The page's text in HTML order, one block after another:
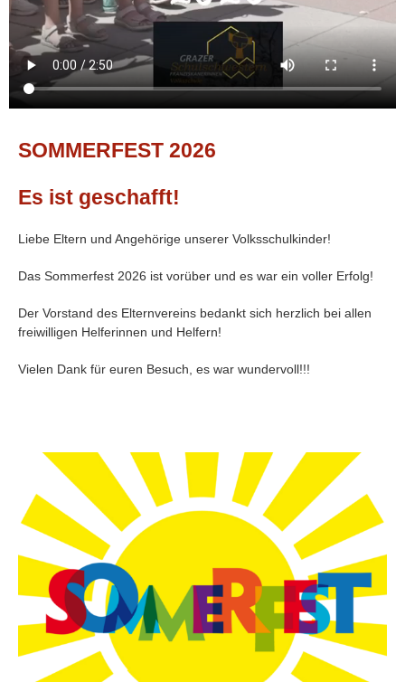
Mai 2025
März 2025
Dezember 2024
November 2024
unserer Volksschule über die Rock & Roll Vorführung, dem
begeisternden Rahmenprogramm, der umfangreichen und
stressfreien kulinarischen Versorgung bis zur Überreichung der
Abschiedsgeschenke an die vierten Klassen und der
Überreichung der Tombola- und Schätzspielpreise einen
wunderschönen und abwechslungsreichen Nachmittag
verbracht.
Herzlichen Dank an die freiwilligen Helfer bei den verschiedenen
Aufgaben und Stationen wie Einlass, Kassa, Getränkestände,
Kuchenbuffet und Snackständen, bei Aufbau und Abbau! Ohne
SOMMERFEST 2026
Es ist geschafft!
Liebe Eltern und Angehörige unserer Volksschulkinder!
Das Sommerfest 2026 ist vorüber und es war ein voller Erfolg!
Der Vorstand des Elternvereins bedankt sich herzlich bei allen
freiwilligen Helferinnen und Helfern!
Vielen Dank für euren Besuch, es war wundervoll!!!